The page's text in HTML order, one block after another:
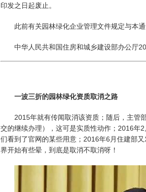
印发之日起废止。
此前有关园林绿化企业管理文件规定与本
中华人民共和国住房和城乡建设部办公厅
一波三折的园林绿化资质取消之路
2015年就有传闻取消该资质；随后，主管
交的继续办理），这可是实质性动作；2016年
们看到了官网的某些用意；2016年6月住建部
界开始有些晕，到底是取消不取消呀！